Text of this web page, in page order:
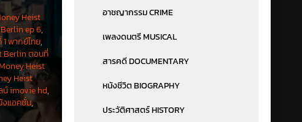
Heist
ep 6,
พากย์ไทย,
Berlin ตอนที่
Money Heist
Heist
น์ imovie hd,
งแอคชั่น,
อาชญากรรม CRIME
เพลงดนตรี MUSICAL
สารคดี DOCUMENTARY
หนังชีวิต BIOGRAPHY
ประวัติศาสตร์ HISTORY